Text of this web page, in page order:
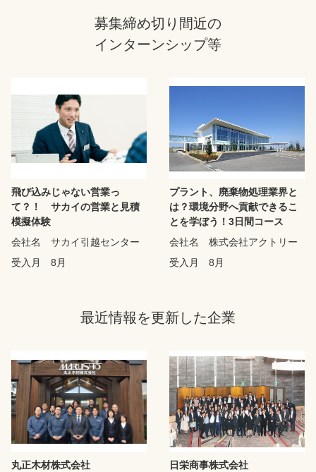
募集締め切り間近の
インターンシップ等
飛び込みじゃない営業っ
て？！ サカイの営業と見積
模擬体験
会社名
サカイ引越センター
受入月
8月
プラント、廃棄物処理業界と
は？環境分野へ貢献できるこ
とを学ぼう！3日間コース
会社名
株式会社アクトリー
受入月
8月
最近情報を更新した企業
丸正木材株式会社
日栄商事株式会社